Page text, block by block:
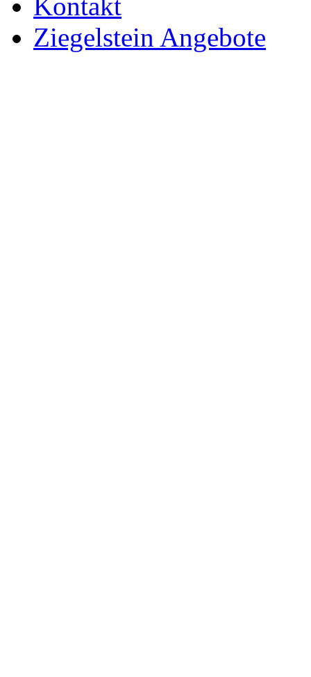
Kontakt
Ziegelstein Angebote